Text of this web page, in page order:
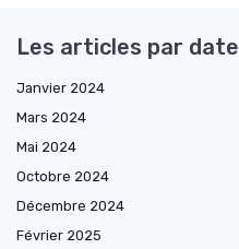
Les articles par date
Janvier 2024
Mars 2024
Mai 2024
Octobre 2024
Décembre 2024
Février 2025